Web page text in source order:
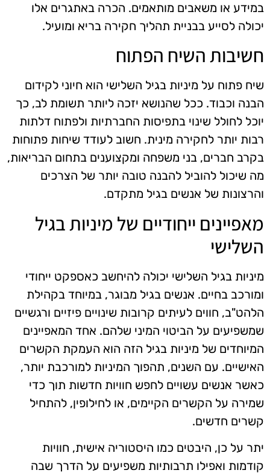
במידע או משאבים מותאמים. הכרה באתגרים אלו
יכולה לסייע בבניית תהליך חקירה בריא ומועיל.
חשיבות השיח הפתוח
שיח פתוח על מיניות בגיל השלישי הוא חיוני לקידום
הבנה וכבוד. ככל שהנושא יזכה ליותר תשומת לב, כך
יוכל לחולל שינוי בתפיסות החברתיות ולפתוח דלתות
רבות יותר לחקירה מינית. חשוב לעודד שיחות פתוחות
בקרב חברים, בני משפחה ומקצוענים בתחום הבריאות,
מה שיכול להוביל להבנה טובה יותר של הצרכים
והרצונות של אנשים בגיל מתקדם.
מאפיינים ייחודיים של מיניות בגיל
השלישי
מיניות בגיל השלישי יכולה להיחשב כאספקט ייחודי
ומורכב בחיים. אנשים בגיל מבוגר, במיוחד בקהילת
הלהט"ב, חווים לעיתים קרובות שינויים פיזיים ורגשיים
שמשפיעים על הביטוי המיני שלהם. אחד המאפיינים
המיוחדים של מיניות בגיל הזה הוא העמקת הקשרים
האישיים. עם השנים, תהפוך המיניות למורכבת יותר,
כאשר אנשים עשויים לחפש חוויות חדשות תוך כדי
שמירה על הקשרים הקיימים, או לחילופין, להתחיל
קשרים חדשים.
יתר על כן, היבטים כמו היסטוריה אישית, חוויות
קודמות ואפילו תרבותיות משפיעים על הדרך שבה